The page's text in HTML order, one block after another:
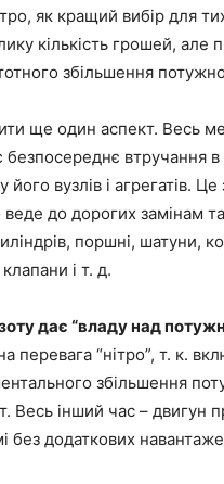
як кращий вибір для
кількість грошей, але
збільшення
ще один аспект. Весь
безпосереднє втручання в
вузлів і агрегатів.
до дорогих замінам
поршні, шатуни,
і т. д.
дає “владу над
перевага “нітро”, т. к.
збільшення
Весь інший час – двигун
додаткових